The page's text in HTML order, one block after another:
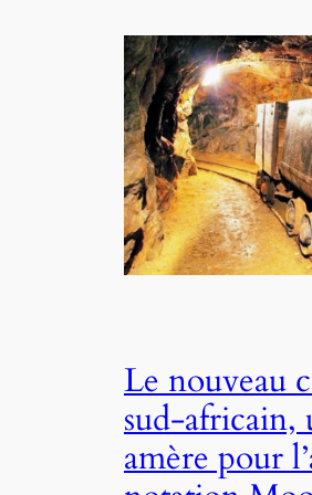
Le nouveau
sud-africain,
amère pour